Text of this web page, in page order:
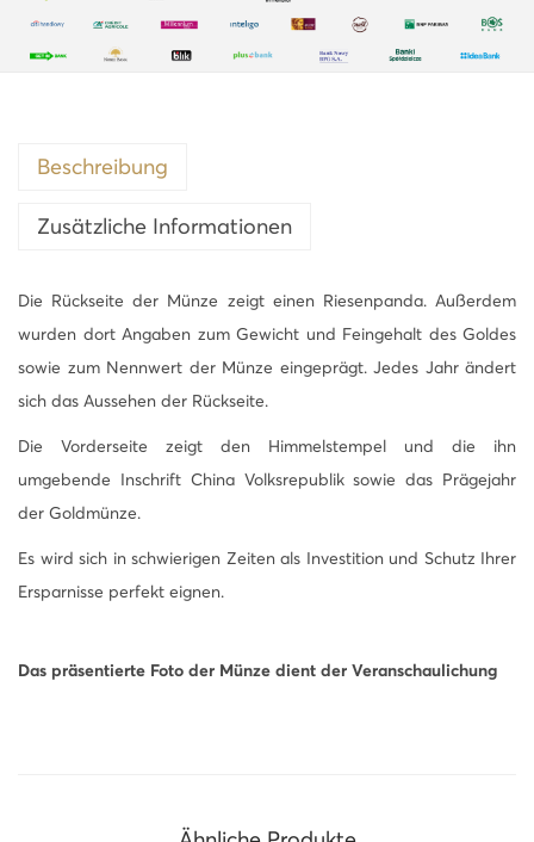
8
G
l
d
m
ü
2
4
M
Beschreibung
Zusätzliche Informationen
Die Rückseite der Münze zeigt einen Riesenpanda. Außerdem
wurden dort Angaben zum Gewicht und Feingehalt des Goldes
sowie zum Nennwert der Münze eingeprägt. Jedes Jahr ändert
sich das Aussehen der Rückseite.
Die Vorderseite zeigt den Himmelstempel und die ihn
umgebende Inschrift China Volksrepublik sowie das Prägejahr
der Goldmünze.
Es wird sich in schwierigen Zeiten als Investition und Schutz Ihrer
Ersparnisse perfekt eignen.
Das präsentierte Foto der Münze dient der Veranschaulichung